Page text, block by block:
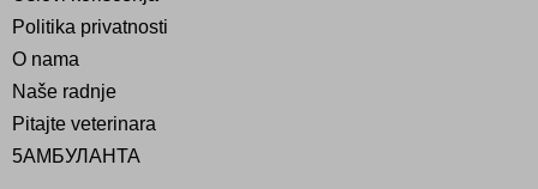
Politika privatnosti
O nama
Naše radnje
Pitajte veterinara
5АМБУЛАНТА